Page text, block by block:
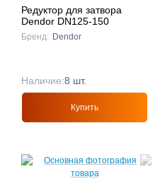
Редуктор для затвора
Dendor DN125-150
Бренд: Dendor
Наличие:8 шт.
Купить